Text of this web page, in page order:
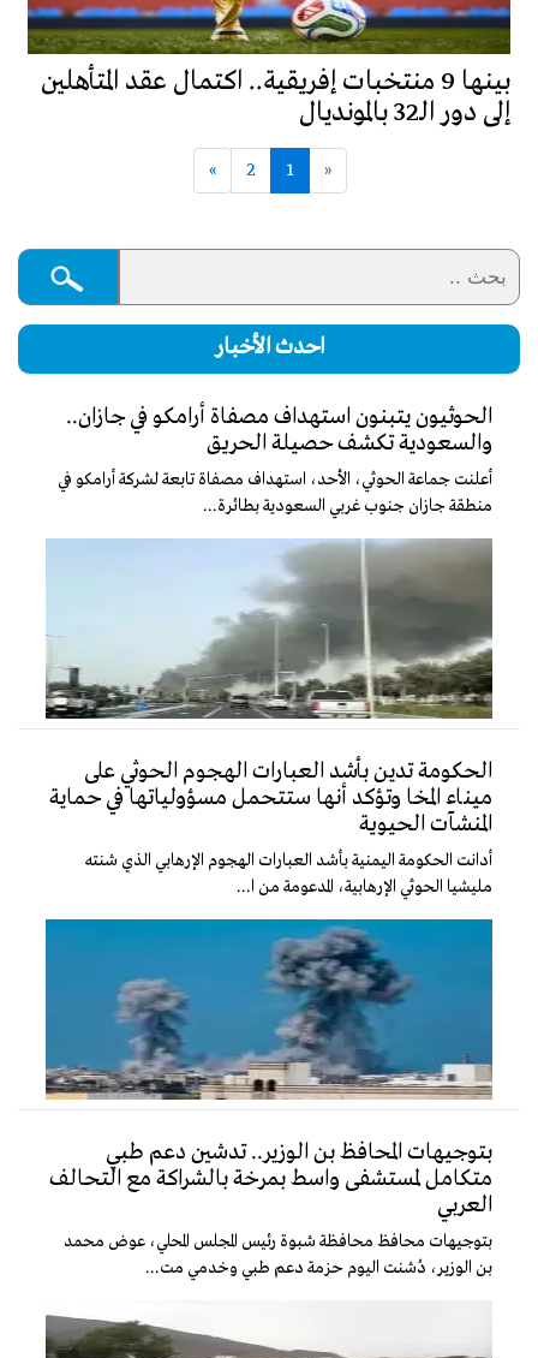
بينها 9 منتخبات إفريقية.. اكتمال عقد المتأهلين
إلى دور الـ32 بالمونديال
«
1
2
»
احدث الأخبار
الحوثيون يتبنون استهداف مصفاة أرامكو في جازان..
والسعودية تكشف حصيلة الحريق
أعلنت جماعة الحوثي، الأحد، استهداف مصفاة تابعة لشركة أرامكو في
منطقة جازان جنوب غربي السعودية بطائرة...
الحكومة تدين بأشد العبارات الهجوم الحوثي على
ميناء المخا وتؤكد أنها ستتحمل مسؤولياتها في حماية
المنشآت الحيوية
أدانت الحكومة اليمنية بأشد العبارات الهجوم الإرهابي الذي شنته
مليشيا الحوثي الإرهابية، المدعومة من ا...
بتوجيهات المحافظ بن الوزير.. تدشين دعم طبي
متكامل لمستشفى واسط بمرخة بالشراكة مع التحالف
العربي
بتوجيهات محافظ محافظة شبوة رئيس المجلس المحلي، عوض محمد
بن الوزير، دُشنت اليوم حزمة دعم طبي وخدمي مت...